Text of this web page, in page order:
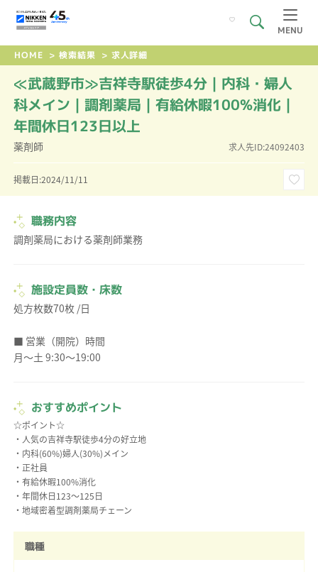
MENU
HOME > 検索結果 > 求人詳細
≪武蔵野市≫吉祥寺駅徒歩4分｜内科・婦人
科メイン｜調剤薬局｜有給休暇100%消化｜
年間休日123日以上
薬剤師 求人先ID:24092403
掲載日:2024/11/11
職務内容
調剤薬局における薬剤師業務
施設定員数・床数
処方枚数70枚 /日
■ 営業（開院）時間
月～土 9:30～19:00
おすすめポイント
☆ポイント☆
・人気の吉祥寺駅徒歩4分の好立地
・内科(60%)婦人(30%)メイン
・正社員
・有給休暇100%消化
・年間休日123～125日
職種